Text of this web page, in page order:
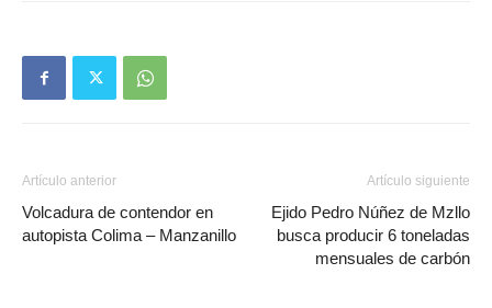
Artículo anterior
Volcadura de contendor en
autopista Colima – Manzanillo
Artículo siguiente
Ejido Pedro Núñez de Mzllo
busca producir 6 toneladas
mensuales de carbón